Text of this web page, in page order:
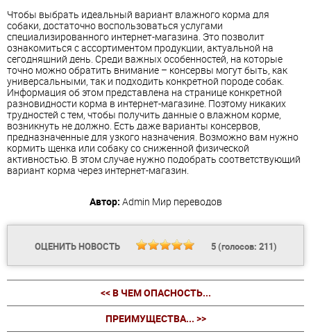
Чтобы выбрать идеальный вариант влажного корма для
собаки, достаточно воспользоваться услугами
специализированного интернет-магазина. Это позволит
ознакомиться с ассортиментом продукции, актуальной на
сегодняшний день. Среди важных особенностей, на которые
точно можно обратить внимание – консервы могут быть, как
универсальными, так и подходить конкретной породе собак.
Информация об этом представлена на странице конкретной
разновидности корма в интернет-магазине. Поэтому никаких
трудностей с тем, чтобы получить данные о влажном корме,
возникнуть не должно. Есть даже варианты консервов,
предназначенные для узкого назначения. Возможно вам нужно
кормить щенка или собаку со сниженной физической
активностью. В этом случае нужно подобрать соответствующий
вариант корма через интернет-магазин.
Автор: Admin Мир переводов
ОЦЕНИТЬ НОВОСТЬ 5(голосов: 211)
<< В ЧЕМ ОПАСНОСТЬ...
ПРЕИМУЩЕСТВА... >>